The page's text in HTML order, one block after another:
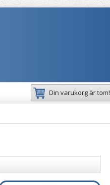
Din varukorg är tom!